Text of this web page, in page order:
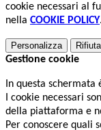
cookie necessari al
nella COOKIE POLICY.
Personalizza
Gestione cookie
In questa
I cookie necessari
della piattaforma e
Per conoscere quali